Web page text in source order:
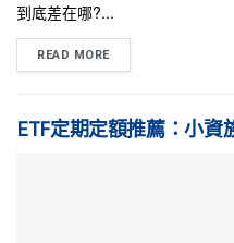
到底差在哪?...
READ MORE
ETF定期定額推薦：小資